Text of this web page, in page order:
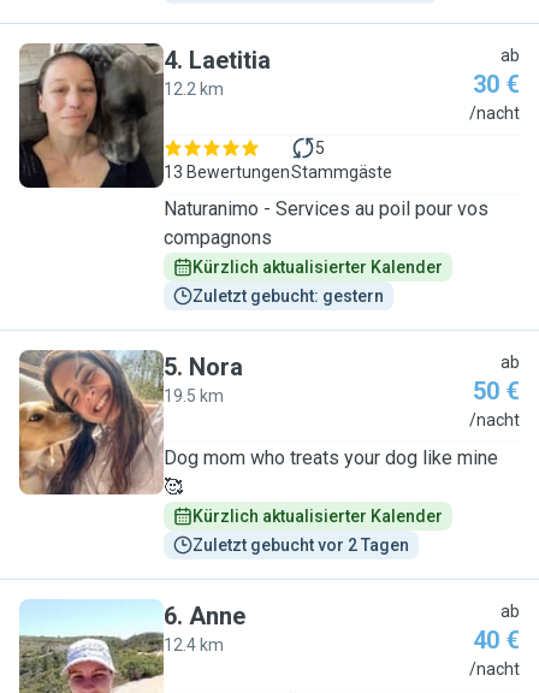
L
4. Laetitia
12.2 km
ab
30 €
/nacht
13 Bewertungen
5
Stammgäste
Naturanimo - Services au poil pour vos
compagnons
Kürzlich aktualisierter Kalender
Zuletzt gebucht: gestern
N
5. Nora
19.5 km
ab
50 €
/nacht
Dog mom who treats your dog like mine
🥰
Kürzlich aktualisierter Kalender
Zuletzt gebucht vor 2 Tagen
A
6. Anne
12.4 km
ab
40 €
/nacht